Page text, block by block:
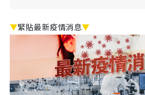
▼緊貼最新疫情消息▼